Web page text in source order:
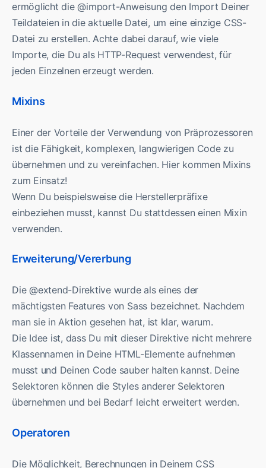
ermöglicht die @import-Anweisung den Import Deiner
Teildateien in die aktuelle Datei, um eine einzige CSS-
Datei zu erstellen. Achte dabei darauf, wie viele
Importe, die Du als HTTP-Request verwendest, für
jeden Einzelnen erzeugt werden.
Mixins
Einer der Vorteile der Verwendung von Präprozessoren
ist die Fähigkeit, komplexen, langwierigen Code zu
übernehmen und zu vereinfachen. Hier kommen Mixins
zum Einsatz!
Wenn Du beispielsweise die Herstellerpräfixe
einbeziehen musst, kannst Du stattdessen einen Mixin
verwenden.
Erweiterung/Vererbung
Die @extend-Direktive wurde als eines der
mächtigsten Features von Sass bezeichnet. Nachdem
man sie in Aktion gesehen hat, ist klar, warum.
Die Idee ist, dass Du mit dieser Direktive nicht mehrere
Klassennamen in Deine HTML-Elemente aufnehmen
musst und Deinen Code sauber halten kannst. Deine
Selektoren können die Styles anderer Selektoren
übernehmen und bei Bedarf leicht erweitert werden.
Operatoren
Die Möglichkeit, Berechnungen in Deinem CSS